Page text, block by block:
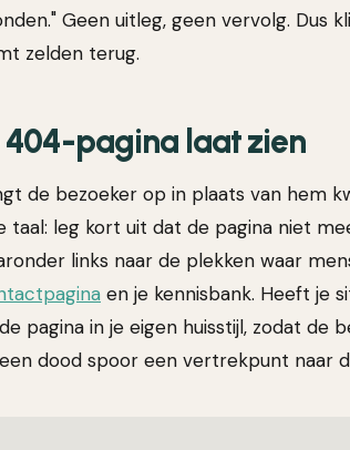
Geen uitleg, geen vervolg. Dus
zelden terug.
pagina laat zien
de bezoeker op in plaats van hem
taal: leg kort uit dat de pagina niet
links naar de plekken waar
en je kennisbank. Heeft je
pagina in je eigen huisstijl, zodat de
dood spoor een vertrekpunt naar